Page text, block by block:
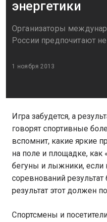
энергетики
Организаторы
России предпочитают
1 ноября 2013
Игра забудется, а
говорят спортивные
вспомнит, какие яркие
на поле и площадке, как
бегуны и лыжники, если
соревнований
результат этот должен
Спортсмены и